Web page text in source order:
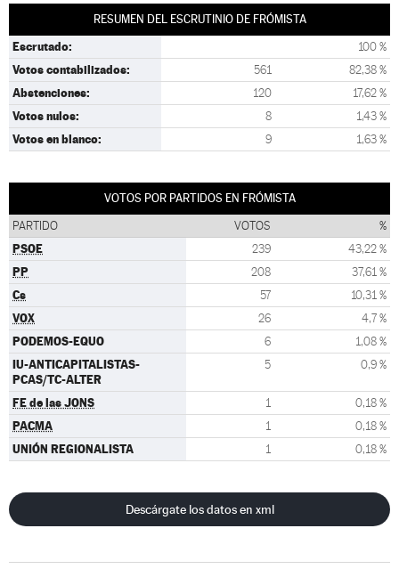
RESUMEN DEL ESCRUTINIO DE FRÓMISTA
Escrutado: 100 %
Votos contabilizados: 561 82,38 %
Abstenciones: 120 17,62 %
Votos nulos: 8 1,43 %
Votos en blanco: 9 1,63 %
VOTOS POR PARTIDOS EN FRÓMISTA
PARTIDO VOTOS %
PSOE 239 43,22 %
PP 208 37,61 %
Cs 57 10,31 %
VOX 26 4,7 %
PODEMOS-EQUO 6 1,08 %
IU-ANTICAPITALISTAS-
PCAS/TC-ALTER
5 0,9 %
FE de las JONS 1 0,18 %
PACMA 1 0,18 %
UNIÓN REGIONALISTA 1 0,18 %
Descárgate los datos en xml